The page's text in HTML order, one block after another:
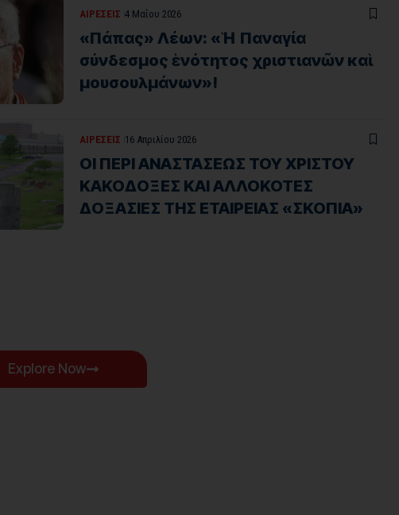
ΑΙΡΕΣΕΙΣ 4 Μαΐου 2026
«Πάπας» Λέων: «Ἡ Παναγία
σύνδεσμος ἑνότητος χριστιανῶν καὶ
μουσουλμάνων»!
ΑΙΡΕΣΕΙΣ 16 Απριλίου 2026
ΟΙ ΠΕΡΙ ΑΝΑΣΤΑΣΕΩΣ ΤΟΥ ΧΡΙΣΤΟΥ
ΚΑΚΟΔΟΞΕΣ ΚΑΙ ΑΛΛΟΚΟΤΕΣ
ΔΟΞΑΣΙΕΣ ΤΗΣ ΕΤΑΙΡΕΙΑΣ «ΣΚΟΠΙΑ»
Explore Now